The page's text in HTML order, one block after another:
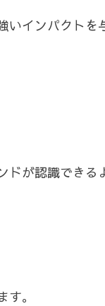
インパクトを
が認識できる
。